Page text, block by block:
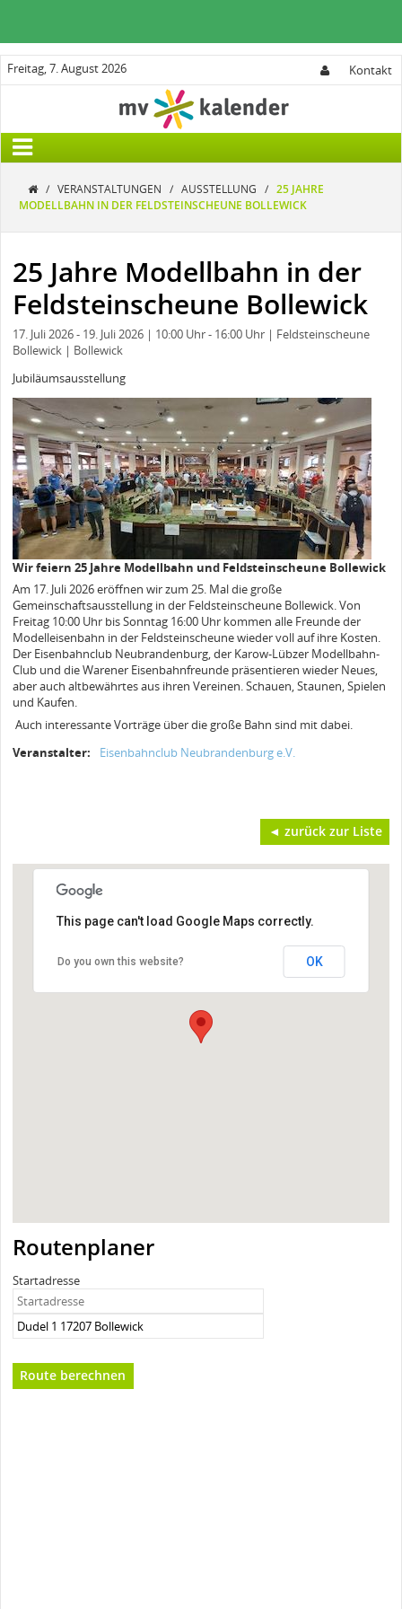
Freitag, 7. August 2026 Kontakt
/ VERANSTALTUNGEN / AUSSTELLUNG / 25 JAHRE
MODELLBAHN IN DER FELDSTEINSCHEUNE BOLLEWICK
25 Jahre Modellbahn in der
Feldsteinscheune Bollewick
17. Juli 2026- 19. Juli 2026 | 10:00 Uhr- 16:00 Uhr | Feldsteinscheune
Bollewick | Bollewick
Jubiläumsausstellung
Wir feiern 25 Jahre Modellbahn und Feldsteinscheune Bollewick
Am 17. Juli 2026 eröffnen wir zum 25. Mal die große
Gemeinschaftsausstellung in der Feldsteinscheune Bollewick. Von
Freitag 10:00 Uhr bis Sonntag 16:00 Uhr kommen alle Freunde der
Modelleisenbahn in der Feldsteinscheune wieder voll auf ihre Kosten.
Der Eisenbahnclub Neubrandenburg, der Karow-Lübzer Modellbahn-
Club und die Warener Eisenbahnfreunde präsentieren wieder Neues,
aber auch altbewährtes aus ihren Vereinen. Schauen, Staunen, Spielen
und Kaufen.
Auch interessante Vorträge über die große Bahn sind mit dabei.
Veranstalter:
Eisenbahnclub Neubrandenburg e.V.
◄ zurück zur Liste
This page can't load Google Maps correctly.
Do you own this website? OK
Routenplaner
Startadresse